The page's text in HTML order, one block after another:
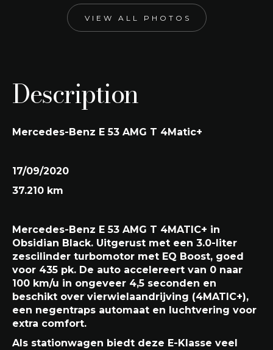
VIEW ALL PHOTOS
Description
Mercedes-Benz E 53 AMG T 4Matic+
17/09/2020
37.210 km
Mercedes-Benz E 53 AMG T 4MATIC+ in
Obsidian Black. Uitgerust met een 3.0-liter
zescilinder turbomotor met EQ Boost, goed
voor 435 pk. De auto accelereert van 0 naar
100 km/u in ongeveer 4,5 seconden en
beschikt over vierwielaandrijving (4MATIC+),
een negentraps automaat en luchtvering voor
extra comfort.
Als stationwagen biedt deze E-Klasse veel